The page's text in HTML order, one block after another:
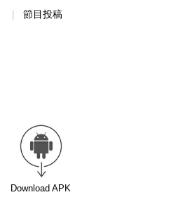
節目投稿
Download APK